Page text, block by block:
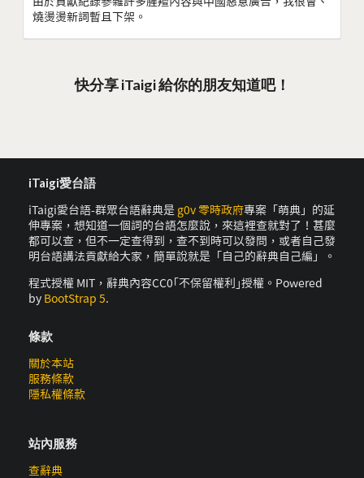
燒燙燙新詞暫且下架。
快分享 iTaigi 給你的朋友知道吧！
iTaigi愛台語
iTaigi愛台語-群眾台語辭典是 g0v 零時政府專案「萌典」的延
伸專案，想知道一個詞的台語怎麼說，來這裡查就對了！甚麼
都可以查，但不一定查得到，查不到時可以發問，或者自己發
明台語講法貢獻給大家，簡單說就是「自己的辭典自己編」。
程式授權 MIT，辭典內容CC0｢不保留權利｣授權。Powered
by BootStrap 5.
條款
關於本站
服務條款
隱私權條款
站內服務
查辭典